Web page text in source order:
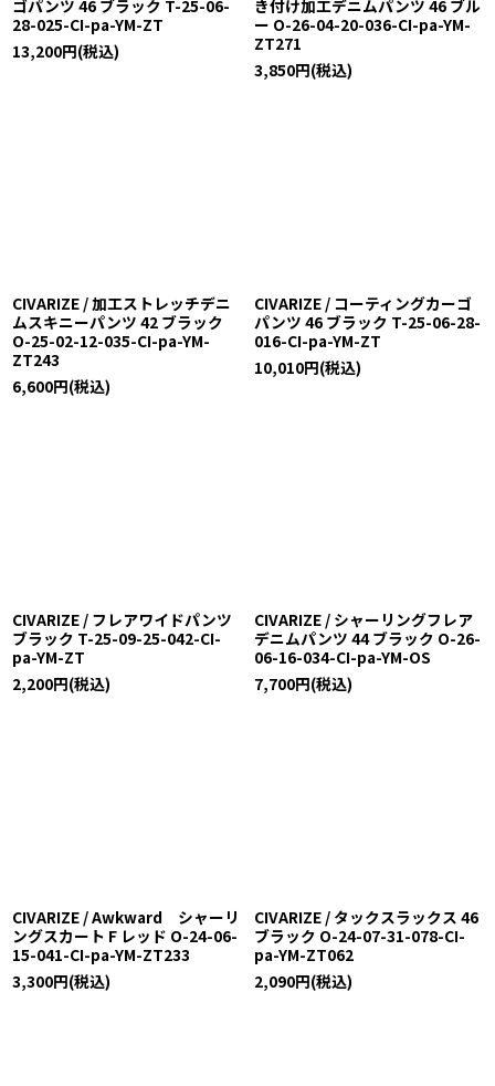
ゴパンツ 46 ブラック T-25-06-
28-025-CI-pa-YM-ZT
13,200円(税込)
き付け加工デニムパンツ 46 ブル
ー O-26-04-20-036-CI-pa-YM-
ZT271
3,850円(税込)
CIVARIZE / 加工ストレッチデニ
ムスキニーパンツ 42 ブラック
O-25-02-12-035-CI-pa-YM-
ZT243
6,600円(税込)
CIVARIZE / コーティングカーゴ
パンツ 46 ブラック T-25-06-28-
016-CI-pa-YM-ZT
10,010円(税込)
CIVARIZE / フレアワイドパンツ
ブラック T-25-09-25-042-CI-
pa-YM-ZT
2,200円(税込)
CIVARIZE / シャーリングフレア
デニムパンツ 44 ブラック O-26-
06-16-034-CI-pa-YM-OS
7,700円(税込)
CIVARIZE / Awkward シャーリ
ングスカート F レッド O-24-06-
15-041-CI-pa-YM-ZT233
3,300円(税込)
CIVARIZE / タックスラックス 46
ブラック O-24-07-31-078-CI-
pa-YM-ZT062
2,090円(税込)